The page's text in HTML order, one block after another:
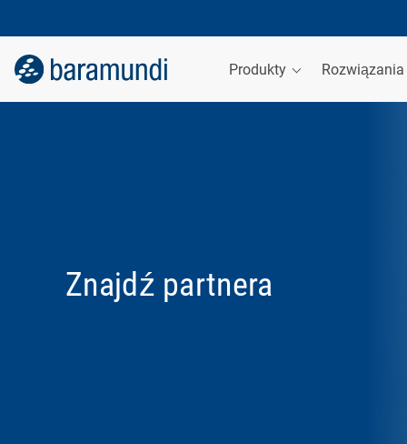
Produkty Rozwiązania
Znajdź partnera